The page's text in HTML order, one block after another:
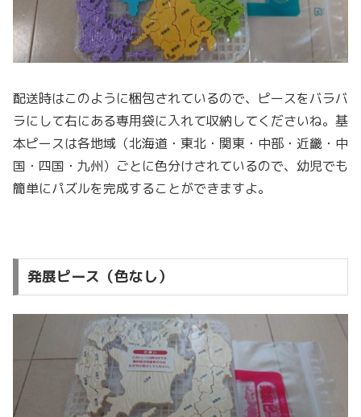
配送時はこのように梱包されているので、ピースをバラバ
ラにして右にある専用袋に入れて収納してくださいね。基
本ピースは各地域（北海道・東北・関東・中部・近畿・中
国・四国・九州）ごとに色分けされているので、幼児でも
簡単にパズルを完成することができますよ。
発展ピース（色なし）